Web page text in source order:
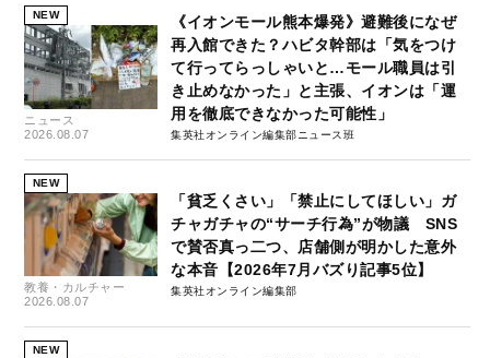
NEW
ニュース
2026.08.07
《イオンモール熊本爆発》避難後になぜ
再入館できた？ハビタ幹部は「気をつけ
て行ってらっしゃいと…モール職員は引
き止めなかった」と主張、イオンは「運
用を徹底できなかった可能性」
集英社オンライン編集部ニュース班
NEW
教養・カルチャー
2026.08.07
「貧乏くさい」「禁止にしてほしい」ガ
チャガチャの“サーチ行為”が物議 SNS
で賛否真っ二つ、店舗側が明かした意外
な本音【2026年7月バズり記事5位】
集英社オンライン編集部
NEW